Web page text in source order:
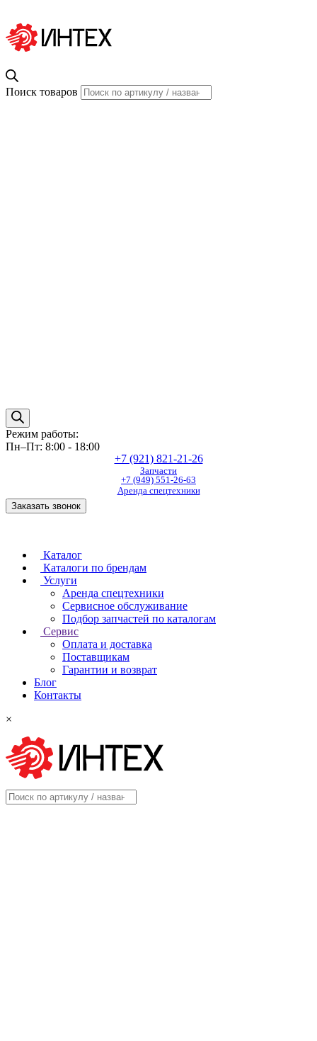
Поиск товаров
Режим работы:
Пн–Пт: 8:00 - 18:00
+7 (921) 821-21-26
Запчасти
+7 (949) 551-26-63
Аренда спецтехники
Заказать звонок
Каталог
Каталоги по брендам
Услуги
Аренда спецтехники
Сервисное обслуживание
Подбор запчастей по каталогам
Сервис
Оплата и доставка
Поставщикам
Гарантии и возврат
Блог
Контакты
×